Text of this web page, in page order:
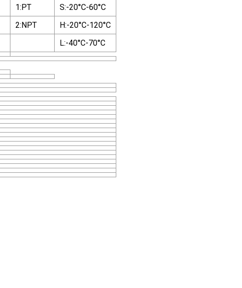
1:PT
S:-20°C-60°C
2:NPT
H:-20°C-120°C
L:-40°C-70°C